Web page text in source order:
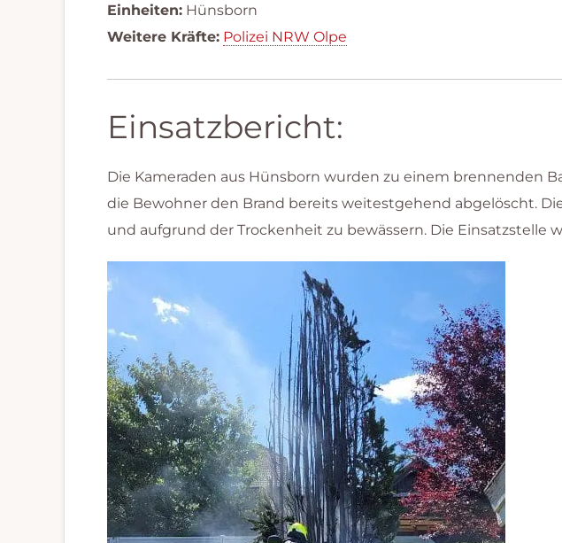
Einheiten: Hünsborn
Weitere Kräfte: Polizei NRW Olpe
Einsatzbericht:
Die Kameraden aus Hünsborn wurden zu einem brennenden
die Bewohner den Brand bereits weitestgehend abgelöscht.
und aufgrund der Trockenheit zu bewässern. Die